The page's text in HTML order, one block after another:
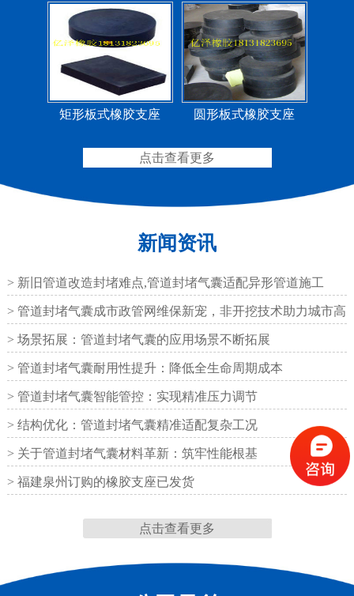
项
矩形板式橡胶支座 圆形板式橡胶支座
圆形四氟板橡胶支座
矩形四氟板滑动橡胶支
铁路盆式支座 公路盆式橡胶支座
点击查看更多
新闻资讯
> 新旧管道改造封堵难点,管道封堵气囊适配异形管道施工
> 管道封堵气囊成市政管网维保新宠，非开挖技术助力城市高
效运
> 场景拓展：管道封堵气囊的应用场景不断拓展
> 管道封堵气囊耐用性提升：降低全生命周期成本
> 管道封堵气囊智能管控：实现精准压力调节
> 结构优化：管道封堵气囊精准适配复杂工况
> 关于管道封堵气囊材料革新：筑牢性能根基
> 福建泉州订购的橡胶支座已发货
点击查看更多